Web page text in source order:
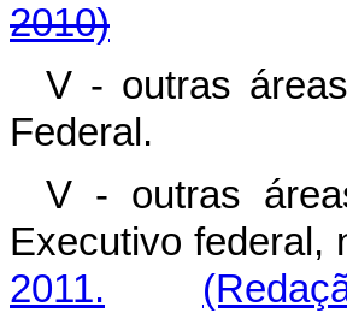
2010)
V - outras
V - outras
Executivo
2011.